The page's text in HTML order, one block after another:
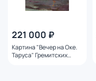
221 000 ₽
Картина "Вечер на Оке.
Таруса" Гремитских